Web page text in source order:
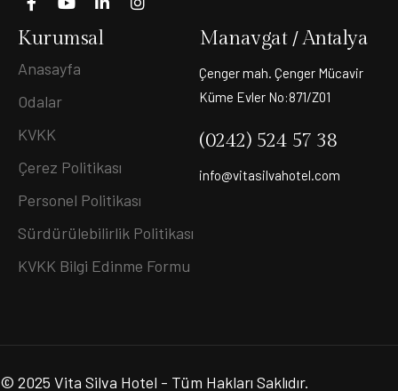
Kurumsal
Anasayfa
Odalar
KVKK
Çerez Politikası
Personel Politikası
Sürdürülebilirlik Politikası
KVKK Bilgi Edinme Formu
Manavgat / Antalya
Çenger mah. Çenger Mücavir
Küme Evler No:871/Z01
(0242) 524 57 38
info@vitasilvahotel.com
© 2025 Vita Silva Hotel - Tüm Hakları Saklıdır.